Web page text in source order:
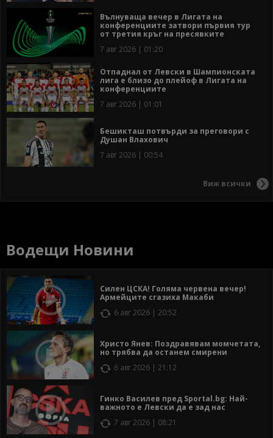
Вълнуваща вечер в Лигата на
конференциите затвори първия тур
от третия кръг на пресявките
7 авг 2026 | 01:20
Отпаднал от Левски в Шампионската
лига е близо до плейоф в Лигата на
конференциите
7 авг 2026 | 01:01
Бешикташ потвърди за преговори с
Душан Влахович
7 авг 2026 | 00:54
Виж всички
Водещи Новини
Силен ЦСКА! Голяма червена вечер!
Армейците сгазиха Макаби
6 авг 2026 | 20:52
Христо Янев: Поздравявам момчетата,
но трябва да останем смирени
6 авг 2026 | 21:12
Гинко Василев пред Sportal.bg: Най-
важното е Левски да е зад нас
7 авг 2026 | 08:21